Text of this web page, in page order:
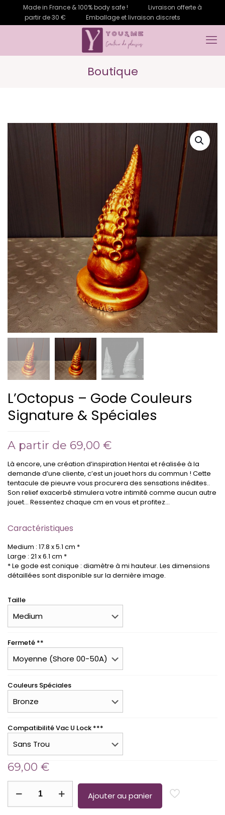
Made in France & 100% body safe !
Livraison offerte à
partir de 30 €
Emballage et livraison discrets
Boutique
L’Octopus – Gode Couleurs
Signature & Spéciales
A partir de 69,00 €
Là encore, une création d’inspiration Hentai et réalisée à la
demande d’une cliente, c’est un jouet hors du commun ! Cette
tentacule de pieuvre vous procurera des sensations inédites..
Son relief exacerbé stimulera votre intimité comme aucun autre
jouet… Ressentez chaque cm en vous et profitez…
Caractéristiques
Medium : 17.8 x 5.1 cm *
Large : 21 x 6.1 cm *
* Le gode est conique : diamètre à mi hauteur. Les dimensions
détaillées sont disponible sur la dernière image.
Taille
Fermeté **
Couleurs Spéciales
Compatibilité Vac U Lock ***
69,00 €
Ajouter au panier